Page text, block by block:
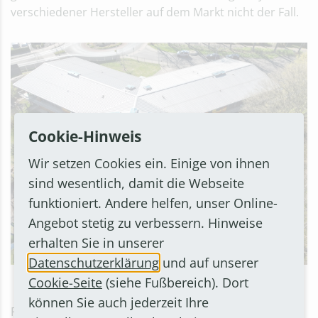
verschiedener Hersteller auf dem Markt nicht der Fall.
Photovoltaik-Anlage der Kita Rilkestraße
Photovoltaik spielt neben Windenergie eine
Cookie-Hinweis
Wir setzen Cookies ein. Einige von ihnen
sind wesentlich, damit die Webseite
funktioniert. Andere helfen, unser Online-
Angebot stetig zu verbessern. Hinweise
erhalten Sie in unserer
Datenschutzerklärung und auf unserer
Cookie-Seite (siehe Fußbereich). Dort
können Sie auch jederzeit Ihre